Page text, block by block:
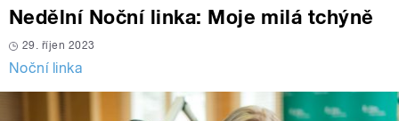
Nedělní Noční linka: Moje milá tchýně
29. říjen 2023
Noční linka